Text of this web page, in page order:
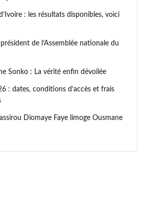
: les résultats disponibles, voici
de l’Assemblée nationale du
Sonko : La vérité enfin dévoilée
: dates, conditions d’accès et frais
Diomaye Faye limoge Ousmane